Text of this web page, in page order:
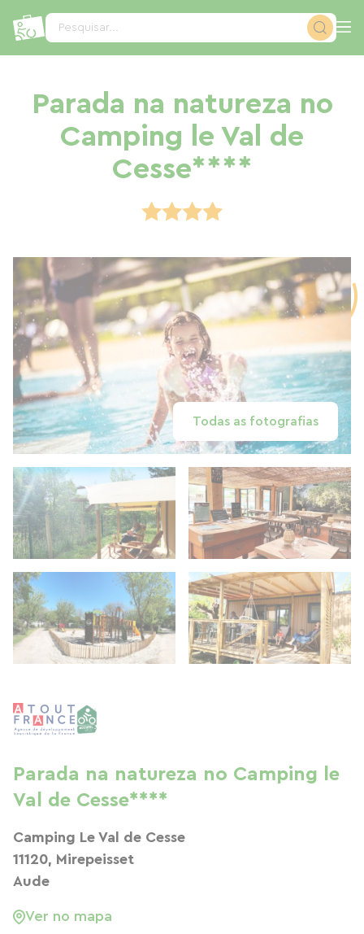
Pesquisar...
Parada na natureza no
Camping le Val de
Cesse****
Todas as fotografias
Parada na natureza no Camping le
Val de Cesse****
Camping Le Val de Cesse
11120, Mirepeisset
Aude
Ver no mapa
Painel de Gerenciamento de Cookies